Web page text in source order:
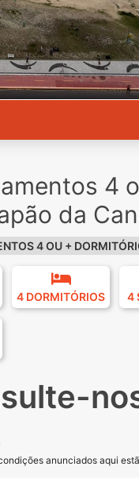
4
da
4 OU +
4 DORMITÓRIOS 4
anunciados aqui